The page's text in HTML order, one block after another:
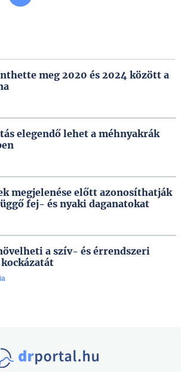
meg 2020 és 2024 között a
elegendő lehet a méhnyakrák
megjelenése előtt azonosíthatják
fej- és nyaki daganatokat
a szív- és érrendszeri